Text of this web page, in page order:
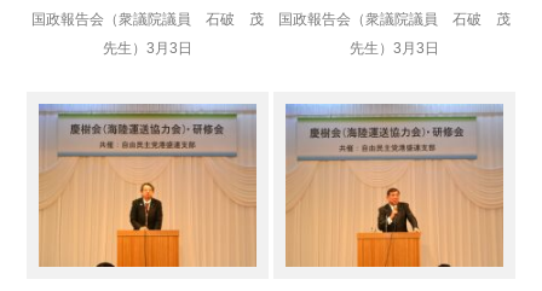
国政報告会（衆議院議員 石破 茂
先生） 3月3日
国政報告会（衆議院議員 石破 茂
先生） 3月3日